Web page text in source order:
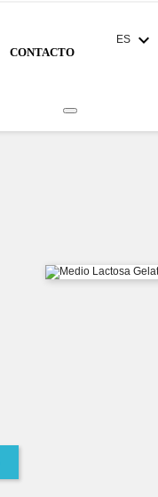
CONTACTO
ES expand_more